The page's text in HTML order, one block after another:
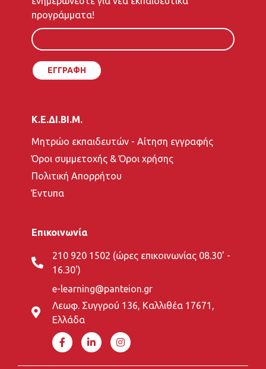
mail
σας
προγράμματα!
Κ.Ε.ΔΙ.ΒΙ.Μ.
Μητρώο εκπαιδευτών - Αίτηση εγγραφής
Όροι συμμετοχής & Όροι χρήσης
Πολιτική Απορρήτου
Έντυπα
Επικοινωνία
210 920 1502 (ώρες επικοινωνίας 08.30' -
16.30')
e-learning@panteion.gr
Λεωφ. Συγγρού 136, Καλλιθέα 17671,
Ελλάδα